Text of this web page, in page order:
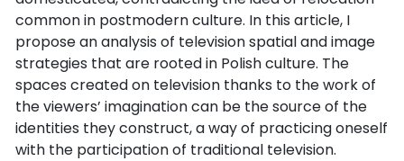
common in postmodern culture. In this article, I
propose an analysis of television spatial and image
strategies that are rooted in Polish culture. The
spaces created on television thanks to the work of
the viewers’ imagination can be the source of the
identities they construct, a way of practicing oneself
with the participation of traditional television.